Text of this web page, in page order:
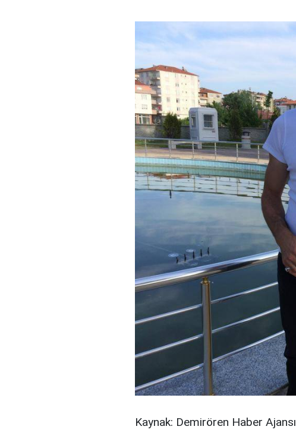
Kaynak: Demirören Haber Ajansı